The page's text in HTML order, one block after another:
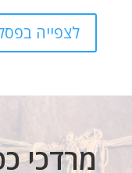
לצפייה
מרדכי